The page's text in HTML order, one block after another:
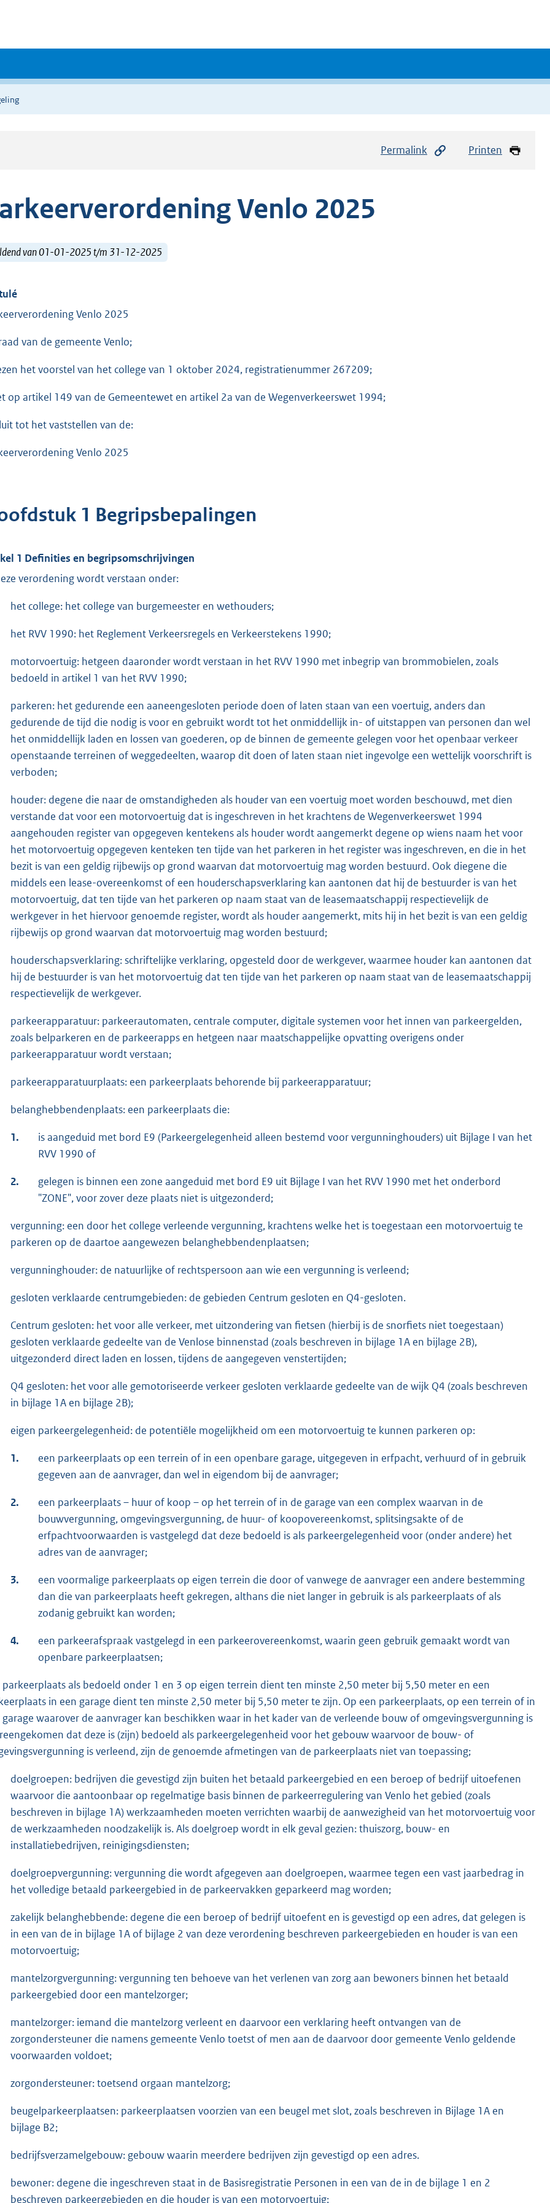
Permalink Printen
Venlo 2025
van 01-01-2025 t/m 31-12-2025
Venlo 2025
van de gemeente Venlo;
het voorstel van het college van 1 oktober 2024, registratienummer 267209;
op artikel 149 van de Gemeentewet en artikel 2a van de Wegenverkeerswet 1994;
tot het vaststellen van de:
Venlo 2025
1 Begripsbepalingen
1 Definities en begripsomschrijvingen
verordening wordt verstaan onder:
het college: het college van burgemeester en wethouders;
het RVV 1990: het Reglement Verkeersregels en Verkeerstekens 1990;
motorvoertuig: hetgeen daaronder wordt verstaan in het RVV 1990 met inbegrip van brommobielen, zoals
bedoeld in artikel 1 van het RVV 1990;
parkeren: het gedurende een aaneengesloten periode doen of laten staan van een voertuig, anders dan
gedurende de tijd die nodig is voor en gebruikt wordt tot het onmiddellijk in- of uitstappen van personen dan wel
het onmiddellijk laden en lossen van goederen, op de binnen de gemeente gelegen voor het openbaar verkeer
openstaande terreinen of weggedeelten, waarop dit doen of laten staan niet ingevolge een wettelijk voorschrift is
verboden;
houder: degene die naar de omstandigheden als houder van een voertuig moet worden beschouwd, met dien
verstande dat voor een motorvoertuig dat is ingeschreven in het krachtens de Wegenverkeerswet 1994
aangehouden register van opgegeven kentekens als houder wordt aangemerkt degene op wiens naam het voor
het motorvoertuig opgegeven kenteken ten tijde van het parkeren in het register was ingeschreven, en die in het
bezit is van een geldig rijbewijs op grond waarvan dat motorvoertuig mag worden bestuurd. Ook diegene die
middels een lease-overeenkomst of een houderschapsverklaring kan aantonen dat hij de bestuurder is van het
motorvoertuig, dat ten tijde van het parkeren op naam staat van de leasemaatschappij respectievelijk de
werkgever in het hiervoor genoemde register, wordt als houder aangemerkt, mits hij in het bezit is van een geldig
rijbewijs op grond waarvan dat motorvoertuig mag worden bestuurd;
houderschapsverklaring: schriftelijke verklaring, opgesteld door de werkgever, waarmee houder kan aantonen dat
hij de bestuurder is van het motorvoertuig dat ten tijde van het parkeren op naam staat van de leasemaatschappij
respectievelijk de werkgever.
parkeerapparatuur: parkeerautomaten, centrale computer, digitale systemen voor het innen van parkeergelden,
zoals belparkeren en de parkeerapps en hetgeen naar maatschappelijke opvatting overigens onder
parkeerapparatuur wordt verstaan;
parkeerapparatuurplaats: een parkeerplaats behorende bij parkeerapparatuur;
belanghebbendenplaats: een parkeerplaats die:
1.
is aangeduid met bord E9 (Parkeergelegenheid alleen bestemd voor vergunninghouders) uit Bijlage I van het
RVV 1990 of
2.
gelegen is binnen een zone aangeduid met bord E9 uit Bijlage I van het RVV 1990 met het onderbord
"ZONE", voor zover deze plaats niet is uitgezonderd;
vergunning: een door het college verleende vergunning, krachtens welke het is toegestaan een motorvoertuig te
parkeren op de daartoe aangewezen belanghebbendenplaatsen;
vergunninghouder: de natuurlijke of rechtspersoon aan wie een vergunning is verleend;
gesloten verklaarde centrumgebieden: de gebieden Centrum gesloten en Q4-gesloten.
Centrum gesloten: het voor alle verkeer, met uitzondering van fietsen (hierbij is de snorfiets niet toegestaan)
gesloten verklaarde gedeelte van de Venlose binnenstad (zoals beschreven in bijlage 1A en bijlage 2B),
uitgezonderd direct laden en lossen, tijdens de aangegeven venstertijden;
Q4 gesloten: het voor alle gemotoriseerde verkeer gesloten verklaarde gedeelte van de wijk Q4 (zoals beschreven
in bijlage 1A en bijlage 2B);
eigen parkeergelegenheid: de potentiële mogelijkheid om een motorvoertuig te kunnen parkeren op:
1.
een parkeerplaats op een terrein of in een openbare garage, uitgegeven in erfpacht, verhuurd of in gebruik
gegeven aan de aanvrager, dan wel in eigendom bij de aanvrager;
2.
een parkeerplaats – huur of koop – op het terrein of in de garage van een complex waarvan in de
bouwvergunning, omgevingsvergunning, de huur- of koopovereenkomst, splitsingsakte of de
erfpachtvoorwaarden is vastgelegd dat deze bedoeld is als parkeergelegenheid voor (onder andere) het
adres van de aanvrager;
3.
een voormalige parkeerplaats op eigen terrein die door of vanwege de aanvrager een andere bestemming
dan die van parkeerplaats heeft gekregen, althans die niet langer in gebruik is als parkeerplaats of als
zodanig gebruikt kan worden;
4.
een parkeerafspraak vastgelegd in een parkeerovereenkomst, waarin geen gebruik gemaakt wordt van
openbare parkeerplaatsen;
parkeerplaats als bedoeld onder 1 en 3 op eigen terrein dient ten minste 2,50 meter bij 5,50 meter en een
in een garage dient ten minste 2,50 meter bij 5,50 meter te zijn. Op een parkeerplaats, op een terrein of in
garage waarover de aanvrager kan beschikken waar in het kader van de verleende bouw of omgevingsvergunning is
dat deze is (zijn) bedoeld als parkeergelegenheid voor het gebouw waarvoor de bouw- of
is verleend, zijn de genoemde afmetingen van de parkeerplaats niet van toepassing;
doelgroepen: bedrijven die gevestigd zijn buiten het betaald parkeergebied en een beroep of bedrijf uitoefenen
waarvoor die aantoonbaar op regelmatige basis binnen de parkeerregulering van Venlo het gebied (zoals
beschreven in bijlage 1A) werkzaamheden moeten verrichten waarbij de aanwezigheid van het motorvoertuig voor
de werkzaamheden noodzakelijk is. Als doelgroep wordt in elk geval gezien: thuiszorg, bouw- en
installatiebedrijven, reinigingsdiensten;
doelgroepvergunning: vergunning die wordt afgegeven aan doelgroepen, waarmee tegen een vast jaarbedrag in
het volledige betaald parkeergebied in de parkeervakken geparkeerd mag worden;
zakelijk belanghebbende: degene die een beroep of bedrijf uitoefent en is gevestigd op een adres, dat gelegen is
in een van de in bijlage 1A of bijlage 2 van deze verordening beschreven parkeergebieden en houder is van een
motorvoertuig;
mantelzorgvergunning: vergunning ten behoeve van het verlenen van zorg aan bewoners binnen het betaald
parkeergebied door een mantelzorger;
mantelzorger: iemand die mantelzorg verleent en daarvoor een verklaring heeft ontvangen van de
zorgondersteuner die namens gemeente Venlo toetst of men aan de daarvoor door gemeente Venlo geldende
voorwaarden voldoet;
zorgondersteuner: toetsend orgaan mantelzorg;
beugelparkeerplaatsen: parkeerplaatsen voorzien van een beugel met slot, zoals beschreven in Bijlage 1A en
bijlage B2;
bedrijfsverzamelgebouw: gebouw waarin meerdere bedrijven zijn gevestigd op een adres.
bewoner: degene die ingeschreven staat in de Basisregistratie Personen in een van de in de bijlage 1 en 2
beschreven parkeergebieden en die houder is van een motorvoertuig;